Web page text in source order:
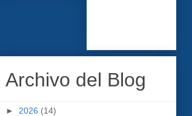
Archivo del Blog
► 2026 (14)